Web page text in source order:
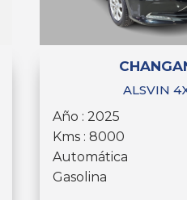
ALSVIN
Año : 2025
Kms : 8000
Automática
Gasolina